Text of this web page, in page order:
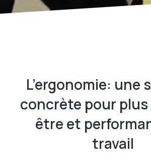
L’ergonomie: une
concrète pour plus
être et
travail